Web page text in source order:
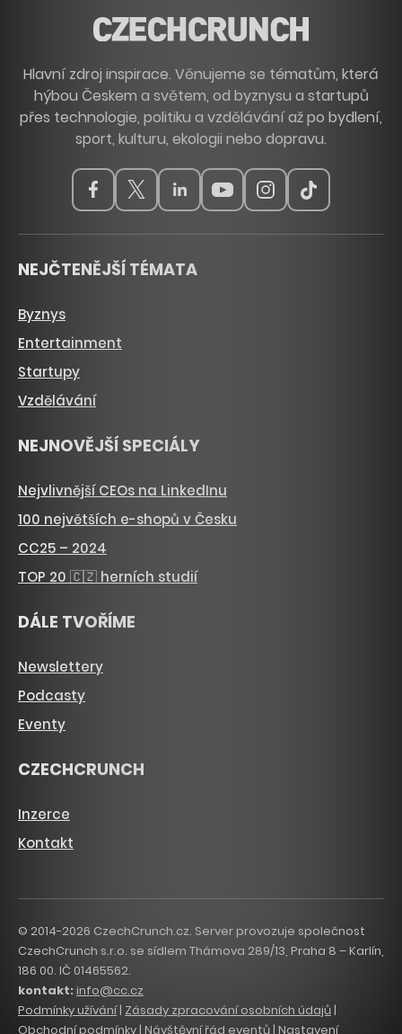
Hlavní zdroj inspirace. Věnujeme se tématům, která
hýbou Českem a světem, od byznysu a startupů
přes technologie, politiku a vzdělávání až po bydlení,
sport, kulturu, ekologii nebo dopravu.
NEJČTENĚJŠÍ TÉMATA
Byznys
Entertainment
Startupy
Vzdělávání
NEJNOVĚJŠÍ SPECIÁLY
Nejvlivnější CEOs na LinkedInu
100 největších e-shopů v Česku
CC25 – 2024
TOP 20 🇨🇿 herních studií
DÁLE TVOŘÍME
Newslettery
Podcasty
Eventy
CZECHCRUNCH
Inzerce
Kontakt
© 2014-2026 CzechCrunch.cz. Server provozuje společnost
CzechCrunch s.r.o. se sídlem Thámova 289/13, Praha 8 – Karlín,
186 00. IČ 01465562.
kontakt:info@cc.cz
Podmínky užívání| Zásady zpracování osobních údajů|
Obchodní podmínky| Návštěvní řád eventů | Nastavení